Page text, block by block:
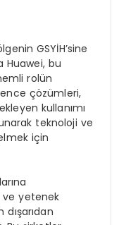
GSYİH’sine
Huawei, bu
rolün
çözümleri,
kullanımı
teknoloji ve
için
ve yetenek